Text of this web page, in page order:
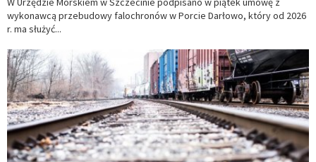
wykonawcą przebudowy falochronów w Porcie Darłowo, który od 2026
r. ma służyć...